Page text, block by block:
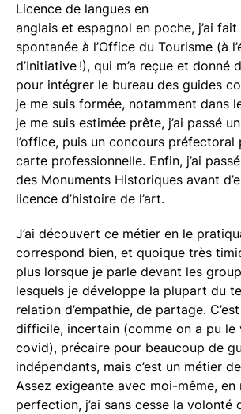
Licence de langues en
anglais et espagnol en poche, j’ai
spontanée à l’Office du Tourisme (à
d’Initiative !), qui m’a reçue et donné
pour intégrer le bureau des guides
je me suis formée, notamment dans
je me suis estimée prête, j’ai passé
l’office, puis un concours préfectoral
carte professionnelle. Enfin, j’ai
des Monuments Historiques avant
licence d’histoire de l’art.
J’ai découvert ce métier en le
correspond bien, et quoique très
plus lorsque je parle devant les
lesquels je développe la plupart du
relation d’empathie, de partage.
difficile, incertain (comme on a pu le
covid), précaire pour beaucoup de
indépendants, mais c’est un métier
Assez exigeante avec moi-même, en
perfection, j’ai sans cesse la volonté